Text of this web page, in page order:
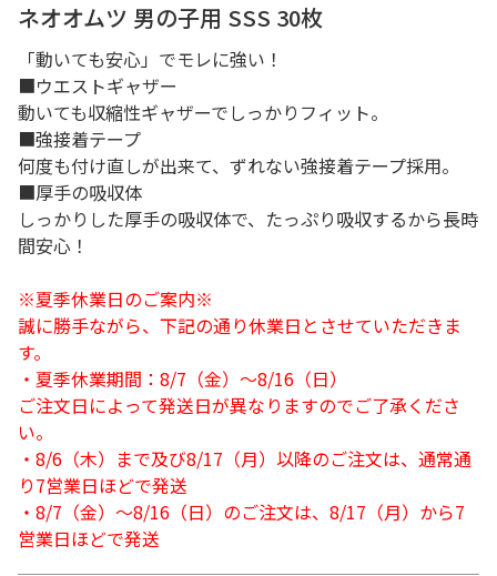
ネオオムツ 男の子用 SSS 30枚
「動いても安心」でモレに強い！
■ウエストギャザー
動いても収縮性ギャザーでしっかりフィット。
■強接着テープ
何度も付け直しが出来て、ずれない強接着テープ採用。
■厚手の吸収体
しっかりした厚手の吸収体で、たっぷり吸収するから長時
間安心！
※夏季休業日のご案内※
誠に勝手ながら、下記の通り休業日とさせていただきま
す。
・夏季休業期間：8/7（金）～8/16（日）
ご注文日によって発送日が異なりますのでご了承くださ
い。
・8/6（木）まで及び8/17（月）以降のご注文は、通常通
り7営業日ほどで発送
・8/7（金）～8/16（日）のご注文は、8/17（月）から7
営業日ほどで発送